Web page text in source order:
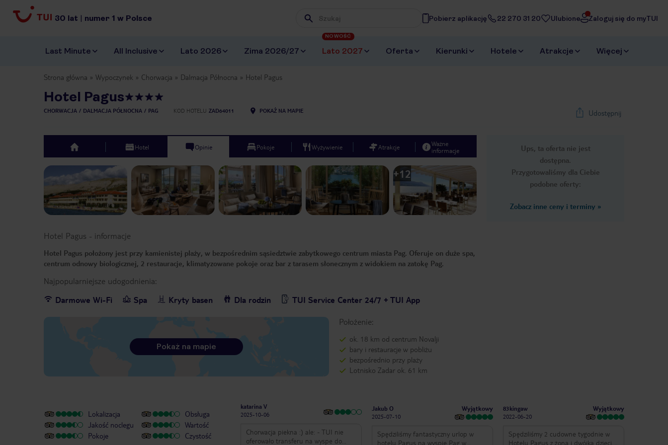
30 lat | numer 1 w Polsce Wpisz frazę, której szukasz
Pobierz aplikację 22 270 31 20 Ulubione Zaloguj się do myTUI
Last Minute All Inclusive Lato 2026 Zima 2026/27 Lato 2027
NOWOŚĆ
Oferta Kierunki Hotele Atrakcje Więcej
Strona główna Wypoczynek Chorwacja Dalmacja Północna Hotel Pagus
Hotel Pagus
CHORWACJA DALMACJA PÓŁNOCNA PAG KOD HOTELU ZAD64011 POKAŻ NA MAPIE Udostępnij
Ups, ta oferta nie jest
dostępna.
Przygotowaliśmy dla Ciebie
podobne oferty:
Zobacz inne ceny i terminy »
top Hotel Opinie Pokoje Wyżywienie Atrakcje
Ważne
informacje
Previous slide Next slide
1/18
+12
Hotel Pagus - informacje
Hotel Pagus położony jest przy kamienistej plaży, w bezpośrednim sąsiedztwie zabytkowego centrum miasta Pag. Oferuje on duże spa,
centrum odnowy biologicznej, 2 restauracje, klimatyzowane pokoje oraz bar z tarasem słonecznym z widokiem na zatokę Pag.
Najpopularniejsze udogodnienia:
Darmowe Wi-Fi
Spa Kryty basen Dla rodzin TUI Service Center 24/7 + TUI App
Położenie:
ok. 18 km od centrum Novalji
bary i restauracje w pobliżu
bezpośrednio przy plaży
Lotnisko Zadar ok. 61 km
Pokaż na mapie
Lokalizacja
Jakość noclegu
Pokoje
Obsługa
Wartość
Czystość
katarina V
2025-10-06
Chorwacja piekna :) ale: - TUI nie
oferowało transferu na wyspe do
Jakub O
2025-07-10
Wyjątkowy
Spędziliśmy fantastyczny urlop w
hotelu Pagus na wyspie Pag w
83kingaw
2022-06-20
Wyjątkowy
Spędziliśmy 2 cudowne tygodnie w
Hotelu Pagus z żoną i dwójką dzieci.